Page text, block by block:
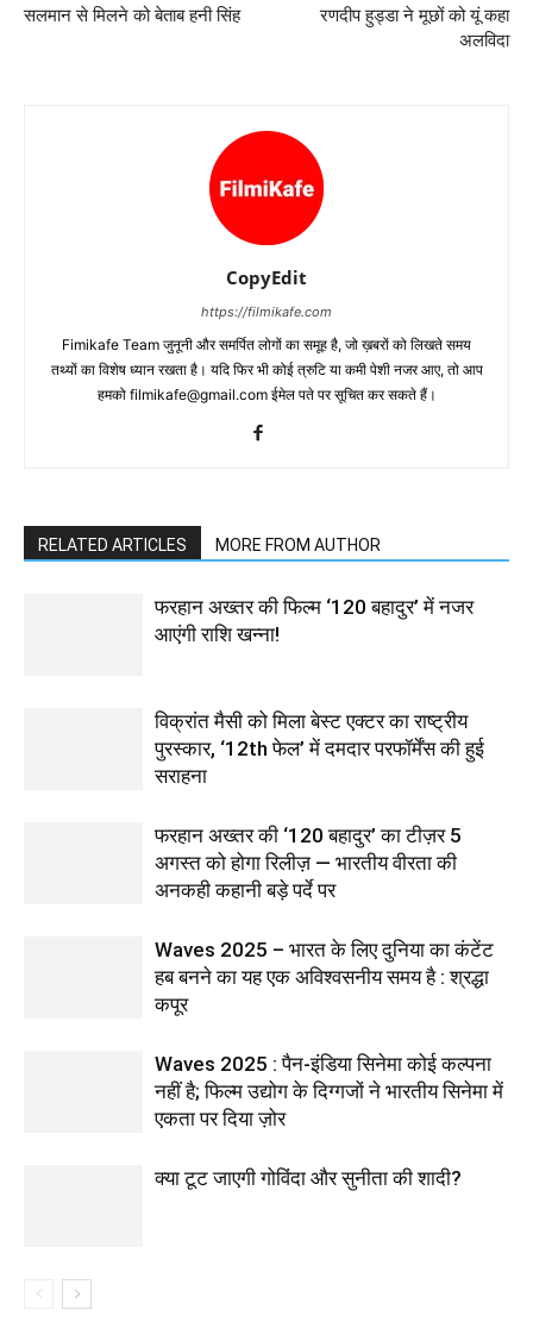
सलमान से मिलने को बेताब हनी सिंह
रणदीप हुड्डा ने मूछों को यूं कहा
अलविदा
CopyEdit
https://filmikafe.com
Fimikafe Team जुनूनी और समर्पित लोगों का समूह है, जो ख़बरों को लिखते समय
तथ्‍यों का विशेष ध्‍यान रखता है। यदि फिर भी कोई त्रुटि या कमी पेशी नजर आए, तो आप
हमको filmikafe@gmail.com ईमेल पते पर सूचित कर सकते हैं।
RELATED ARTICLES MORE FROM AUTHOR
फरहान अख्तर की फिल्म ‘120 बहादुर’ में नजर
आएंगी राशि खन्ना!
विक्रांत मैसी को मिला बेस्ट एक्टर का राष्ट्रीय
पुरस्कार, ‘12th फेल’ में दमदार परफॉर्मेंस की हुई
सराहना
फरहान अख्तर की ‘120 बहादुर’ का टीज़र 5
अगस्त को होगा रिलीज़ — भारतीय वीरता की
अनकही कहानी बड़े पर्दे पर
Waves 2025 – भारत के लिए दुनिया का कंटेंट
हब बनने का यह एक अविश्वसनीय समय है : श्रद्धा
कपूर
Waves 2025 : पैन-इंडिया सिनेमा कोई कल्पना
नहीं है; फिल्म उद्योग के दिग्गजों ने भारतीय सिनेमा में
एकता पर दिया ज़ोर
क्या टूट जाएगी गोविंदा और सुनीता की शादी?